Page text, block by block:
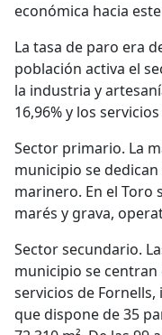
económica hacia
La tasa de paro era
población activa el
la industria y
16,96% y los
Sector primario. La
municipio se
marinero. En el Toro
marés y grava,
Sector secundario.
municipio se
servicios de
que dispone de 35